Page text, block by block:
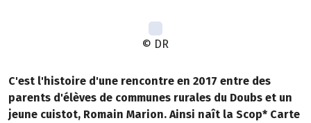
© DR
C'est l'histoire d'une rencontre en 2017 entre des
parents d'élèves de communes rurales du Doubs et un
jeune cuistot, Romain Marion. Ainsi naît la Scop* Carte